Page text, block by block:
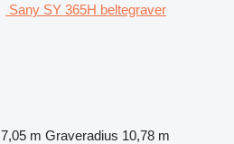
Sany SY 365H beltegraver
7,05 m Graveradius 10,78 m